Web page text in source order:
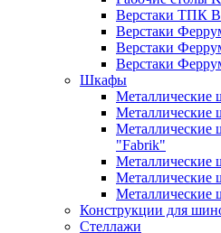
Верстаки ТПК
Верстаки
Верстаки
Верстаки
Шкафы
Металлические
"Fabrik"
Металлические
Конструкции для
Стеллажи